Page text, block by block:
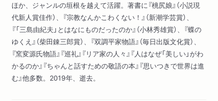
ほか、ジャンルの垣根を越えて活躍。著書に『桃尻娘』（小説現
代新人賞佳作）、『宗教なんかこわくない！』（新潮学芸賞）、
『「三島由紀夫」とはなにものだったのか』（小林秀雄賞）、『蝶の
ゆくえ』（柴田錬三郎賞）、『双調平家物語』（毎日出版文化賞）、
『窯変源氏物語』『巡礼』『リア家の人々』『人はなぜ「美しい」がわ
かるのか』『ちゃんと話すための敬語の本』『思いつきで世界は進
む』他多数。2019年、逝去。